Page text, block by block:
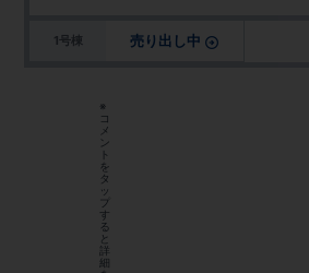
1号棟 売り出し中
※
コ
メ
ン
ト
を
タ
ッ
プ
す
る
と
詳
細